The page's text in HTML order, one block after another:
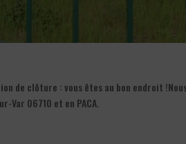
de clôture : vous êtes au bon endroit
Var 06710 et en PACA.